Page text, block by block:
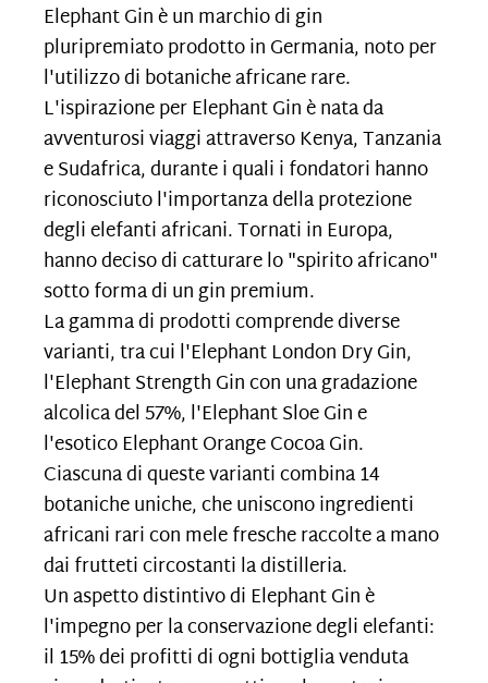
Elephant Gin è un marchio di gin
pluripremiato prodotto in Germania, noto per
l'utilizzo di botaniche africane rare.
L'ispirazione per Elephant Gin è nata da
avventurosi viaggi attraverso Kenya, Tanzania
e Sudafrica, durante i quali i fondatori hanno
riconosciuto l'importanza della protezione
degli elefanti africani. Tornati in Europa,
hanno deciso di catturare lo "spirito africano"
sotto forma di un gin premium.
La gamma di prodotti comprende diverse
varianti, tra cui l'Elephant London Dry Gin,
l'Elephant Strength Gin con una gradazione
alcolica del 57%, l'Elephant Sloe Gin e
l'esotico Elephant Orange Cocoa Gin.
Ciascuna di queste varianti combina 14
botaniche uniche, che uniscono ingredienti
africani rari con mele fresche raccolte a mano
dai frutteti circostanti la distilleria.
Un aspetto distintivo di Elephant Gin è
l'impegno per la conservazione degli elefanti:
il 15% dei profitti di ogni bottiglia venduta